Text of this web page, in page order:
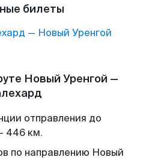
билеты
— Новый Уренгой
Новый Уренгой —
отправления до
446 км.
по направлению Новый